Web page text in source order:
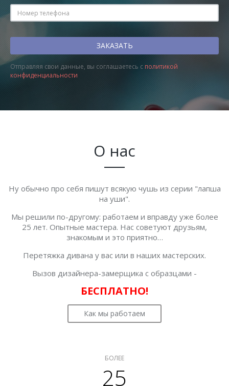
Отправляя свои данные, вы соглашаетесь с политикой
конфиденциальности
О нас
Ну обычно про себя пишут всякую чушь из серии "лапша
на уши".
Мы решили по-другому: работаем и вправду уже более
25 лет. Опытные мастера. Нас советуют друзьям,
знакомым и это приятно…
Перетяжка дивана у вас или в наших мастерских.
Вызов дизайнера-замерщика с образцами -
БЕСПЛАТНО!
Как мы работаем
БОЛЕЕ
25